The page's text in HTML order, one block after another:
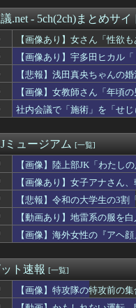
円「とても払えず」相次ぐ家賃
「施術」を「せじゅつ」と読ん
着まんさん、波が迫るも可愛
ゃんのおっぱいふざけすぎワロ
歳年上な主婦のクリを舐めま
吉、一般人に「ド正論」を叩
らかにチンポ味わった後のメ
1時間程度のsexで20～30回く
後、倫理的に許容することが
い込み直しがエロいクラスの
、デザイン改悪か
田敦子さん、お乳で男の子をパ
ブ真栄田、セクシー女優を中
上部JK「わたしの足太いですか
視聴者が選ぶ二郎系ラ
元ジャンポケ斉藤被告に懲役7
京女子大学の卒論、低脳すぎて
の従姉妹が泊まりに来た結果
年前の米、5kg1150円wwww
ドルの約半数が3年後には姿を
舎のオフィスレディのTikTok、
どマギ映画、来月公開なのに話
.net - 5ch(2ch)まとめサイ
【画像あり】女さん「性欲
【画像あり】宇多田ヒカル
【悲報】浅田真央ちゃんの
【画像】女教師さん「年
社内会議で「施術」を「せ
ミュージアム [一覧]
【画像】陸上部JK「わたし
【画像あり】女子アナさん
【悲報】令和の大学生の3割
【動画あり】地雷系の服を
【画像】海外女性の『アヘ
ト速報 [一覧]
【画像】特攻隊の特攻前の